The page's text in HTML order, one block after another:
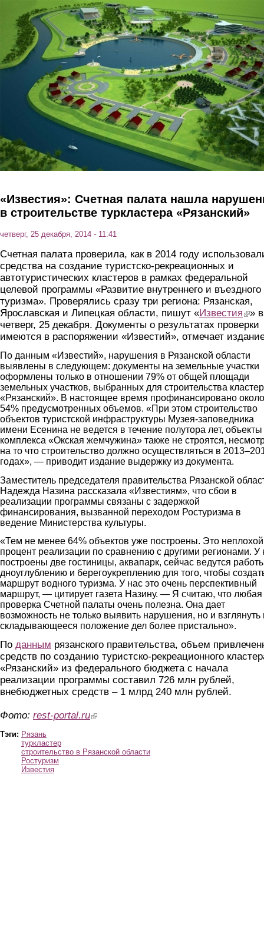
Перейти к основному содержанию
«Известия»: Счетная палата нашла
в строительстве туркластера «Рязанский»
четверг, 25 декабря, 2014 - 11:41
Счетная палата проверила, как в 2014 году
средства на создание туристско-рекреационных и
автотуристических кластеров в рамках федеральной
целевой программы «Развитие внутреннего и въездного
туризма». Проверялись сразу три региона: Рязанская,
Ярославская и Липецкая области, пишут «Известия (link
» в
четверг, 25 декабря. Документы о результатах проверки
имеются в распоряжении «Известий», отмечает
По данным «Известий», нарушения в Рязанской области
выявлены в следующем: документы на земельные участки
оформлены только в отношении 79% от общей площади
земельных участков, выбранных для строительства
«Рязанский». В настоящее время профинансировано около
54% предусмотренных объемов. «При этом строительство
объектов туристской инфраструктуры Музея-заповедника
имени Есенина не ведется в течение полутора лет, объекты
комплекса «Окская жемчужина» также не строятся,
на то что строительство должно осуществляться в
годах», — приводит издание выдержку из документа.
Заместитель председателя правительства Рязанской
Надежда Назина рассказала «Известиям», что сбои в
реализации программы связаны с задержкой
финансирования, вызванной переходом Ростуризма в
ведение Министерства культуры.
«Тем не менее 64% объектов уже построены. Это неплохой
процент реализации по сравнению с другими регионами. У
построены две гостиницы, аквапарк, сейчас ведутся
дноуглублению и берегоукреплению для того, чтобы
маршрут водного туризма. У нас это очень перспективный
маршрут, — цитирует газета Назину. — Я считаю, что любая
проверка Счетной палаты очень полезна. Она дает
возможность не только выявить нарушения, но и взглянуть
складывающееся положение дел более пристально».
По данным рязанского правительства, объем
средств по созданию туристско-рекреационного
«Рязанский» из федерального бюджета с начала
реализации программы составил 726 млн рублей,
внебюджетных средств – 1 млрд 240 млн рублей.
Фото: rest-portal.ru(link is external)
Тэги: Рязань
туркластер
строительство в Рязанской области
Ростуризм
Известия